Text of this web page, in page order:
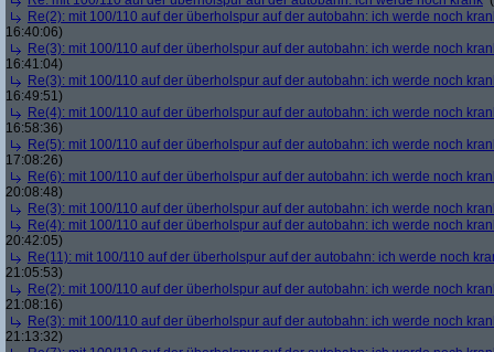
Re(2): mit 100/110 auf der überholspur auf der autobahn: ich werde noch
16:40:06)
Re(3): mit 100/110 auf der überholspur auf der autobahn: ich werde noch
16:41:04)
Re(3): mit 100/110 auf der überholspur auf der autobahn: ich werde noch
16:49:51)
Re(4): mit 100/110 auf der überholspur auf der autobahn: ich werde noch
16:58:36)
Re(5): mit 100/110 auf der überholspur auf der autobahn: ich werde noch
17:08:26)
Re(6): mit 100/110 auf der überholspur auf der autobahn: ich werde noch
20:08:48)
Re(3): mit 100/110 auf der überholspur auf der autobahn: ich werde noch
Re(4): mit 100/110 auf der überholspur auf der autobahn: ich werde noch
20:42:05)
Re(11): mit 100/110 auf der überholspur auf der autobahn: ich werde noch
21:05:53)
Re(2): mit 100/110 auf der überholspur auf der autobahn: ich werde noch
21:08:16)
Re(3): mit 100/110 auf der überholspur auf der autobahn: ich werde noch
21:13:32)